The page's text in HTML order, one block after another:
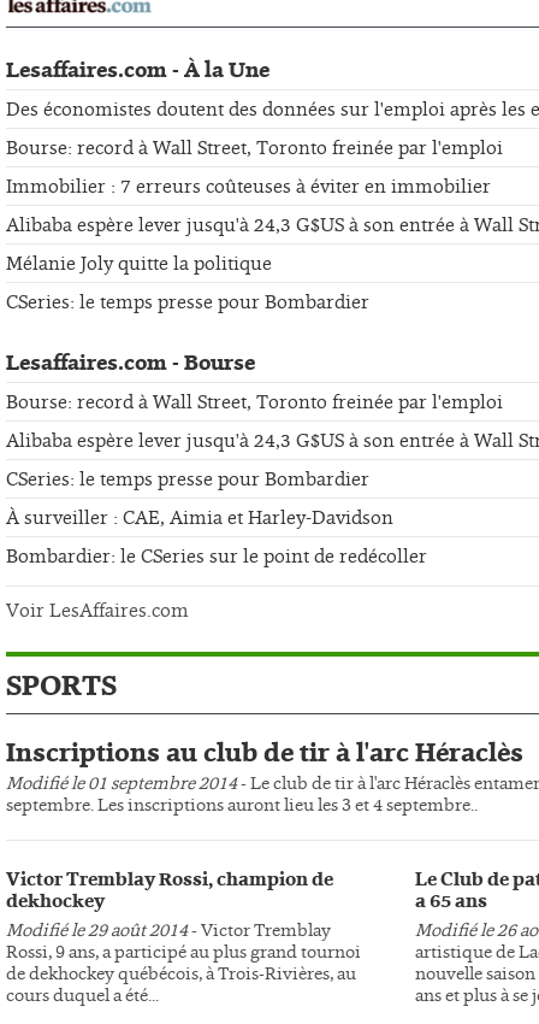
Lesaffaires.com - À la Une
Des économistes doutent des données sur l'emploi après
Bourse: record à Wall Street, Toronto freinée par l'emploi
Immobilier : 7 erreurs coûteuses à éviter en immobilier
Alibaba espère lever jusqu'à 24,3 G$US à son entrée à Wall
Mélanie Joly quitte la politique
CSeries: le temps presse pour Bombardier
Lesaffaires.com - Bourse
Bourse: record à Wall Street, Toronto freinée par l'emploi
Alibaba espère lever jusqu'à 24,3 G$US à son entrée à Wall
CSeries: le temps presse pour Bombardier
À surveiller : CAE, Aimia et Harley-Davidson
Bombardier: le CSeries sur le point de redécoller
Voir LesAffaires.com
SPORTS
Inscriptions au club de tir à l'arc Héraclès
Modifié le 01 septembre 2014- Le club de tir à l'arc Héraclès
septembre. Les inscriptions auront lieu les 3 et 4 septembre..
Victor Tremblay Rossi, champion de
dekhockey
Modifié le 29 août 2014- Victor Tremblay
Rossi, 9 ans, a participé au plus grand tournoi
de dekhockey québécois, à Trois-Rivières, au
cours duquel a été...
Le Club de
a 65 ans
Modifié le 26
artistique de
nouvelle
ans et plus à se